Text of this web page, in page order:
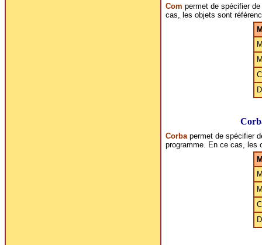
Com permet de spécifier
cas, les objets sont
Corbapermet de spécifier
programme. En ce cas, les